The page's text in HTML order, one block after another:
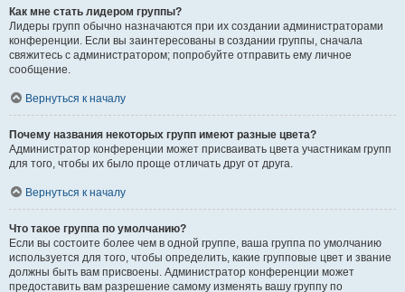
Как мне стать лидером группы?
Лидеры групп обычно назначаются при их создании администраторами
конференции. Если вы заинтересованы в создании группы, сначала
свяжитесь с администратором; попробуйте отправить ему личное
сообщение.
Вернуться к началу
Почему названия некоторых групп имеют разные цвета?
Администратор конференции может присваивать цвета участникам групп
для того, чтобы их было проще отличать друг от друга.
Вернуться к началу
Что такое группа по умолчанию?
Если вы состоите более чем в одной группе, ваша группа по умолчанию
используется для того, чтобы определить, какие групповые цвет и звание
должны быть вам присвоены. Администратор конференции может
предоставить вам разрешение самому изменять вашу группу по